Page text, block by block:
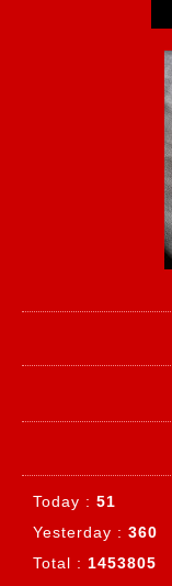
Today : 51
Yesterday : 360
Total : 1453805